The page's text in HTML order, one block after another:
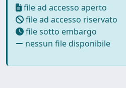
file ad accesso aperto
file ad accesso riservato
file sotto embargo
nessun file disponibile